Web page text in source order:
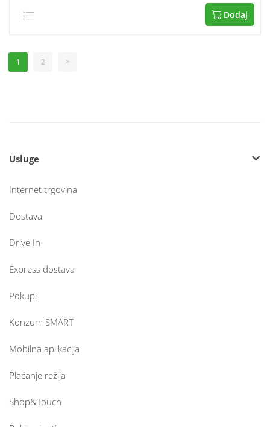
Dodaj
1 2 >
Usluge
Internet trgovina
Dostava
Drive In
Express dostava
Pokupi
Konzum SMART
Mobilna aplikacija
Plaćanje režija
Shop&Touch